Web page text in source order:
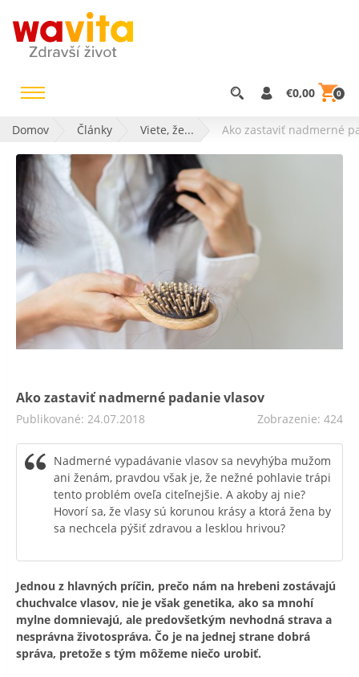
€0,00 0
Domov Články Viete, že... Ako zastaviť nadmerné
Ako zastaviť nadmerné padanie vlasov
Publikované: 24.07.2018 Zobrazenie: 424
Nadmerné vypadávanie vlasov sa nevyhýba mužom
ani ženám, pravdou však je, že nežné pohlavie trápi
tento problém oveľa citeľnejšie. A akoby aj nie?
Hovorí sa, že vlasy sú korunou krásy a ktorá žena by
sa nechcela pýšiť zdravou a lesklou hrivou?
Jednou z hlavných príčin, prečo nám na hrebeni zostávajú
chuchvalce vlasov, nie je však genetika, ako sa mnohí
mylne domnievajú, ale predovšetkým nevhodná strava a
nesprávna životospráva. Čo je na jednej strane dobrá
správa, pretože s tým môžeme niečo urobiť.